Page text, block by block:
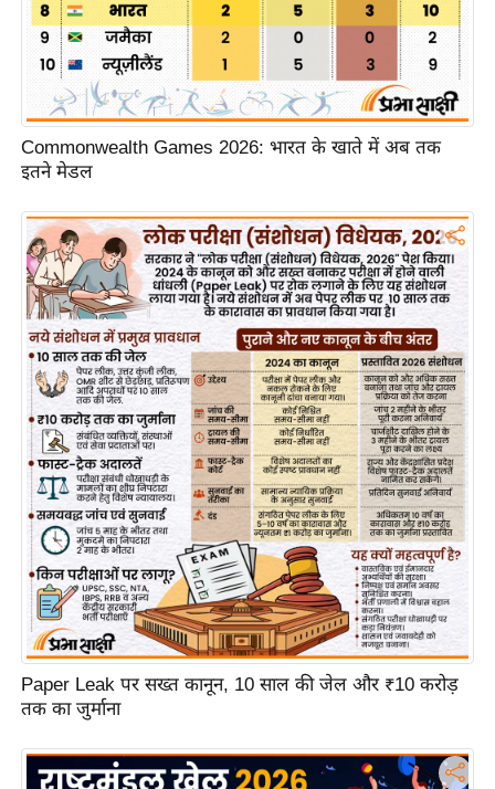
घ
रे
नु
स्खे
प
र्य
ट
न
स्थ
ल
फि
ट
ने
स
मं
त्रा
रि
ले
श
शि
Commonwealth Games 2026: भारत के खाते में अब तक
इतने मेडल
Paper Leak पर सख्त कानून, 10 साल की जेल और ₹10 करोड़
तक का जुर्माना